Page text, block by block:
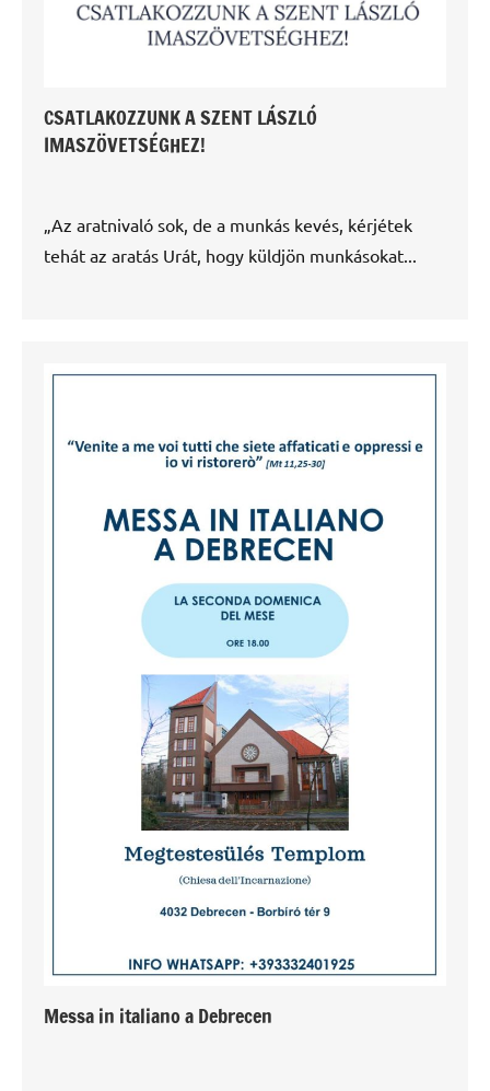
CSATLAKOZZUNK A SZENT LÁSZLÓ
IMASZÖVETSÉGHEZ!
„Az aratnivaló sok, de a munkás kevés, kérjétek
tehát az aratás Urát, hogy küldjön munkásokat...
Messa in italiano a Debrecen